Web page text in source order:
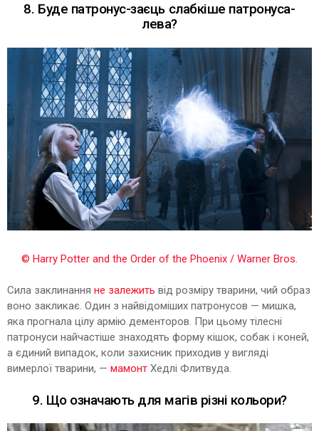
8. Буде патронус-заєць слабкіше патронуса-
лева?
© Harry Potter and the Order of the Phoenix / Warner Bros.
Сила заклинання не залежить від розміру тварини, чий образ
воно закликає. Один з найвідоміших патронусов — мишка,
яка прогнала цілу армію дементоров. При цьому тілесні
патронуси найчастіше знаходять форму кішок, собак і коней,
а єдиний випадок, коли захисник приходив у вигляді
вимерлої тварини, — мамонт Хедлі Флитвуда.
9. Що означають для магів різні кольори?